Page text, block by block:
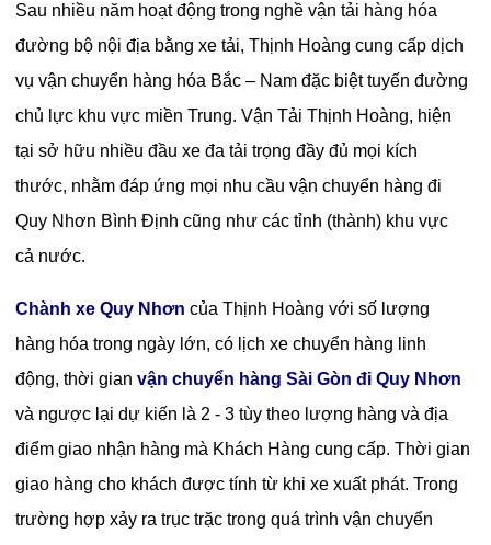
Sau nhiều năm hoạt động trong nghề vận tải hàng hóa
đường bộ nội địa bằng xe tải, Thịnh Hoàng cung cấp dịch
vụ vận chuyển hàng hóa Bắc – Nam đặc biệt tuyến đường
chủ lực khu vực miền Trung. Vận Tải Thịnh Hoàng, hiện
tại sở hữu nhiều đầu xe đa tải trọng đầy đủ mọi kích
thước, nhằm đáp ứng mọi nhu cầuvận chuyển hàng đi
Quy Nhơn Bình Định cũng như các tỉnh (thành) khu vực
cả nước.
Chành xe Quy Nhơn của Thịnh Hoàng với số lượng
hàng hóa trong ngày lớn, có lịch xe chuyển hàng linh
động, thời gianvận chuyển hàng Sài Gòn đi Quy Nhơn
và ngược lại dự kiến là 2 - 3 tùy theo lượng hàng và địa
điểm giao nhận hàng mà Khách Hàng cung cấp. Thời gian
giao hàng cho khách được tính từ khi xe xuất phát. Trong
trường hợp xảy ra trục trặc trong quá trình vận chuyển